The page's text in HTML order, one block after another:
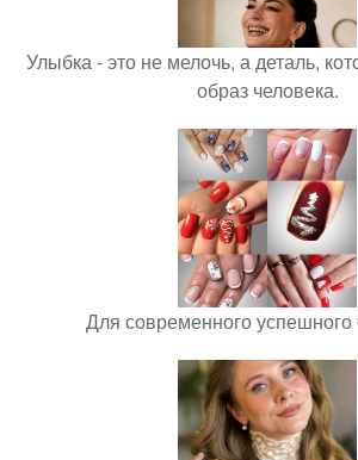
Улыбка - это не мелочь, а деталь,
образ человека.
Для современного успешного